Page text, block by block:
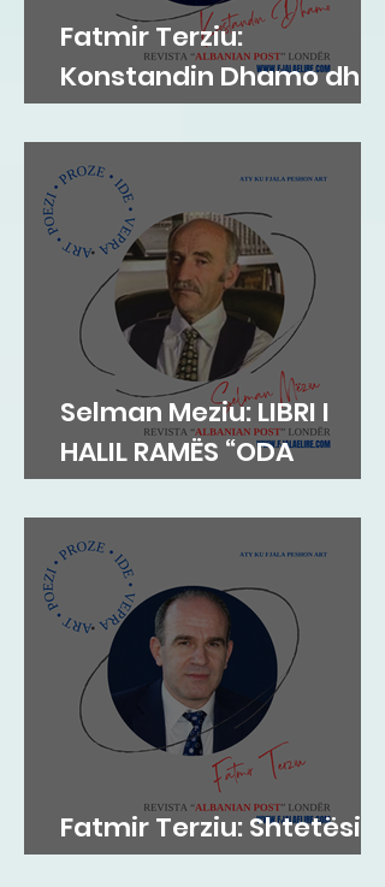
Fatmir Terziu:
Konstandin Dhamo dhe
diksursi i variacionit
Selman Meziu: LIBRI I
HALIL RAMËS “ODA
DIBRANE”
Fatmir Terziu: Shtetësia
britanike sipas lindjes